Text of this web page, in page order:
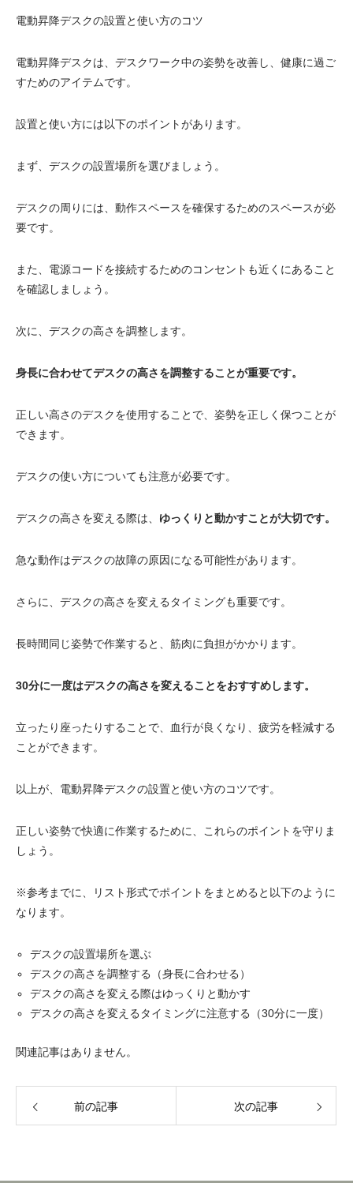
電動昇降デスクの設置と使い方のコツ
電動昇降デスクは、デスクワーク中の姿勢を改善し、健康に過ご
すためのアイテムです。
設置と使い方には以下のポイントがあります。
まず、デスクの設置場所を選びましょう。
デスクの周りには、動作スペースを確保するためのスペースが必
要です。
また、電源コードを接続するためのコンセントも近くにあること
を確認しましょう。
次に、デスクの高さを調整します。
身長に合わせてデスクの高さを調整することが重要です。
正しい高さのデスクを使用することで、姿勢を正しく保つことが
できます。
デスクの使い方についても注意が必要です。
デスクの高さを変える際は、 ゆっくりと動かすことが大切です。
急な動作はデスクの故障の原因になる可能性があります。
さらに、デスクの高さを変えるタイミングも重要です。
長時間同じ姿勢で作業すると、筋肉に負担がかかります。
30分に一度はデスクの高さを変えることをおすすめします。
立ったり座ったりすることで、血行が良くなり、疲労を軽減する
ことができます。
以上が、電動昇降デスクの設置と使い方のコツです。
正しい姿勢で快適に作業するために、これらのポイントを守りま
しょう。
※参考までに、リスト形式でポイントをまとめると以下のように
なります。
デスクの設置場所を選ぶ
デスクの高さを調整する（身長に合わせる）
デスクの高さを変える際はゆっくりと動かす
デスクの高さを変えるタイミングに注意する（30分に一度）
関連記事はありません。
前の記事 次の記事